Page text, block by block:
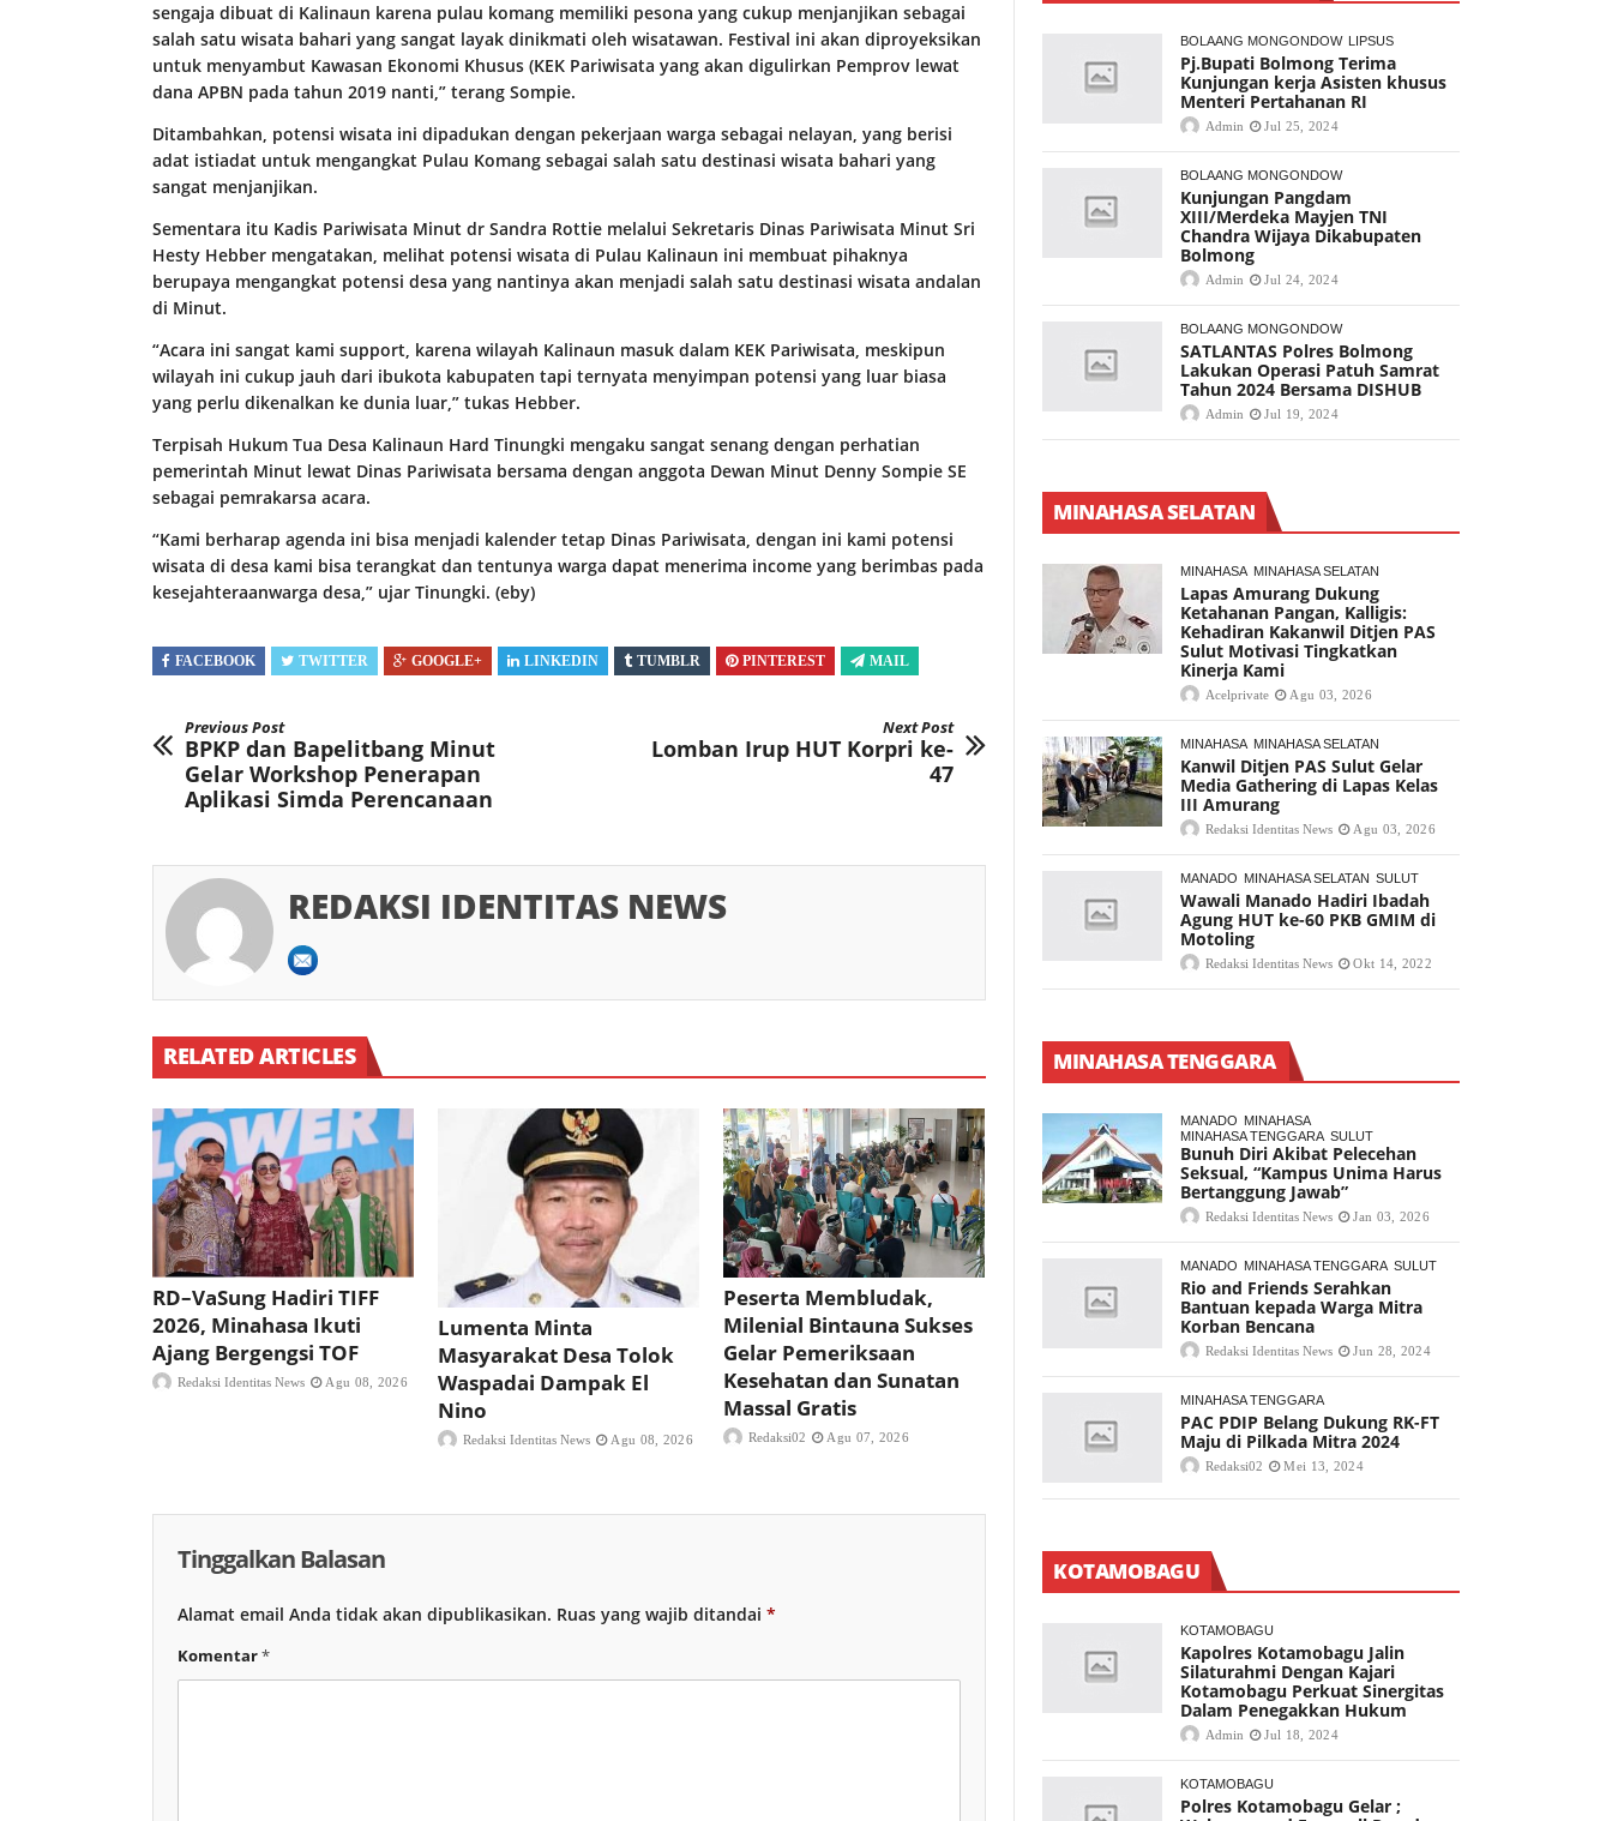
sengaja dibuat di Kalinaun karena pulau komang memiliki pesona yang cukup menjanjikan sebagai
salah satu wisata bahari yang sangat layak dinikmati oleh wisatawan. Festival ini akan diproyeksikan
untuk menyambut Kawasan Ekonomi Khusus (KEK Pariwisata yang akan digulirkan Pemprov lewat
dana APBN pada tahun 2019 nanti,” terang Sompie.
Ditambahkan, potensi wisata ini dipadukan dengan pekerjaan warga sebagai nelayan, yang berisi
adat istiadat untuk mengangkat Pulau Komang sebagai salah satu destinasi wisata bahari yang
sangat menjanjikan.
Sementara itu Kadis Pariwisata Minut dr Sandra Rottie melalui Sekretaris Dinas Pariwisata Minut Sri
Hesty Hebber mengatakan, melihat potensi wisata di Pulau Kalinaun ini membuat pihaknya
berupaya mengangkat potensi desa yang nantinya akan menjadi salah satu destinasi wisata andalan
di Minut.
“Acara ini sangat kami support, karena wilayah Kalinaun masuk dalam KEK Pariwisata, meskipun
wilayah ini cukup jauh dari ibukota kabupaten tapi ternyata menyimpan potensi yang luar biasa
yang perlu dikenalkan ke dunia luar,” tukas Hebber.
Terpisah Hukum Tua Desa Kalinaun Hard Tinungki mengaku sangat senang dengan perhatian
pemerintah Minut lewat Dinas Pariwisata bersama dengan anggota Dewan Minut Denny Sompie SE
sebagai pemrakarsa acara.
“Kami berharap agenda ini bisa menjadi kalender tetap Dinas Pariwisata, dengan ini kami potensi
wisata di desa kami bisa terangkat dan tentunya warga dapat menerima income yang berimbas pada
kesejahteraanwarga desa,” ujar Tinungki. (eby)
FACEBOOK TWITTER GOOGLE+ LINKEDIN TUMBLR PINTEREST MAIL
Previous Post
BPKP dan Bapelitbang Minut
Gelar Workshop Penerapan
Aplikasi Simda Perencanaan
Next Post
Lomban Irup HUT Korpri ke-
47
REDAKSI IDENTITAS NEWS
RELATED ARTICLES
RD–VaSung Hadiri TIFF
2026, Minahasa Ikuti
Ajang Bergengsi TOF
Redaksi Identitas News Agu 08, 2026
Lumenta Minta
Masyarakat Desa Tolok
Waspadai Dampak El
Nino
Redaksi Identitas News Agu 08, 2026
Peserta Membludak,
Milenial Bintauna Sukses
Gelar Pemeriksaan
Kesehatan dan Sunatan
Massal Gratis
Redaksi02 Agu 07, 2026
Tinggalkan Balasan
Alamat email Anda tidak akan dipublikasikan. Ruas yang wajib ditandai *
Komentar*
BOLAANG MONGONDOW LIPSUS
Pj.Bupati Bolmong Terima
Kunjungan kerja Asisten khusus
Menteri Pertahanan RI
Admin Jul 25, 2024
BOLAANG MONGONDOW
Kunjungan Pangdam
XIII/Merdeka Mayjen TNI
Chandra Wijaya Dikabupaten
Bolmong
Admin Jul 24, 2024
BOLAANG MONGONDOW
SATLANTAS Polres Bolmong
Lakukan Operasi Patuh Samrat
Tahun 2024 Bersama DISHUB
Admin Jul 19, 2024
MINAHASA SELATAN
MINAHASA MINAHASA SELATAN
Lapas Amurang Dukung
Ketahanan Pangan, Kalligis:
Kehadiran Kakanwil Ditjen PAS
Sulut Motivasi Tingkatkan
Kinerja Kami
Acelprivate Agu 03, 2026
MINAHASA MINAHASA SELATAN
Kanwil Ditjen PAS Sulut Gelar
Media Gathering di Lapas Kelas
III Amurang
Redaksi Identitas News Agu 03, 2026
MANADO MINAHASA SELATAN SULUT
Wawali Manado Hadiri Ibadah
Agung HUT ke-60 PKB GMIM di
Motoling
Redaksi Identitas News Okt 14, 2022
MINAHASA TENGGARA
MANADO MINAHASA
MINAHASA TENGGARA SULUT
Bunuh Diri Akibat Pelecehan
Seksual, “Kampus Unima Harus
Bertanggung Jawab”
Redaksi Identitas News Jan 03, 2026
MANADO MINAHASA TENGGARA SULUT
Rio and Friends Serahkan
Bantuan kepada Warga Mitra
Korban Bencana
Redaksi Identitas News Jun 28, 2024
MINAHASA TENGGARA
PAC PDIP Belang Dukung RK-FT
Maju di Pilkada Mitra 2024
Redaksi02 Mei 13, 2024
KOTAMOBAGU
KOTAMOBAGU
Kapolres Kotamobagu Jalin
Silaturahmi Dengan Kajari
Kotamobagu Perkuat Sinergitas
Dalam Penegakkan Hukum
Admin Jul 18, 2024
KOTAMOBAGU
Polres Kotamobagu Gelar ;